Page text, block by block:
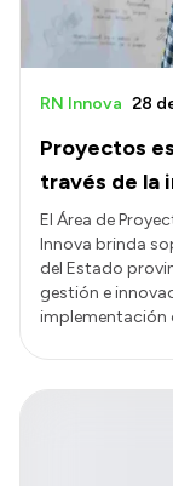
Proyectos
través de la
RN Innova 28
El Área de
Innova brinda
del Estado
gestión e
implementación